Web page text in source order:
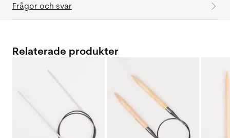
Frågor och svar
Relaterade produkter